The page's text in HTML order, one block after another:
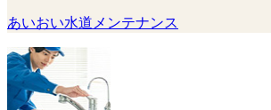
あいおい水道メンテナンス